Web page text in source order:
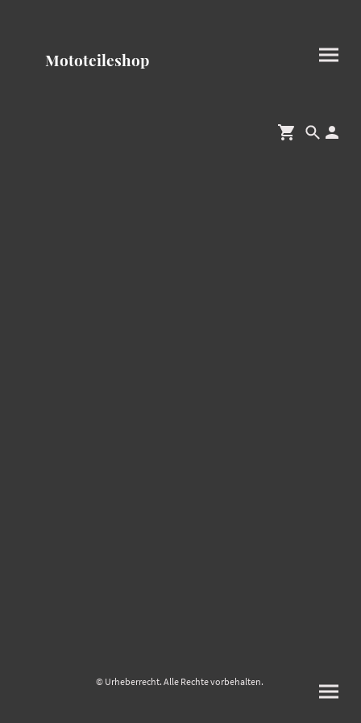
Mototeileshop
© Urheberrecht. Alle Rechte vorbehalten.